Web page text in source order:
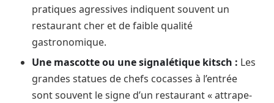
pratiques agressives indiquent souvent un
restaurant cher et de faible qualité
gastronomique.
Une mascotte ou une signalétique kitsch : Les
grandes statues de chefs cocasses à l’entrée
sont souvent le signe d’un restaurant « attrape-